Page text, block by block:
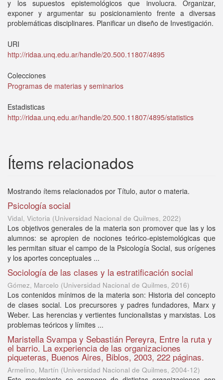
y los supuestos epistemológicos que involucra. Organizar,
exponer y argumentar su posicionamiento frente a diversas
problemáticas disciplinares. Planificar un diseño de Investigación.
URI
http://ridaa.unq.edu.ar/handle/20.500.11807/4895
Colecciones
Programas de materias y seminarios
Estadisticas
http://ridaa.unq.edu.ar/handle/20.500.11807/4895/statistics
Ítems relacionados
Mostrando ítems relacionados por Título, autor o materia.
Psicología social
Vidal, Victoria (Universidad Nacional de Quilmes, 2022)
Los objetivos generales de la materia son promover que las y los
alumnos: se apropien de nociones teórico-epistemológicas que
les permitan situar el campo de la Psicología Social, sus orígenes
y los aportes conceptuales ...
Sociología de las clases y la estratificación social
Gómez, Marcelo (Universidad Nacional de Quilmes, 2016)
Los contenidos mínimos de la materia son: Historia del concepto
de clases social. Los precursores y padres fundadores, Marx y
Weber. Las herencias y vertientes funcionalistas y marxistas. Los
problemas teóricos y límites ...
Maristella Svampa y Sebastián Pereyra, Entre la ruta y
el barrio. La experiencia de las organizaciones
piqueteras, Buenos Aires, Biblos, 2003, 222 páginas.
Armelino, Martín (Universidad Nacional de Quilmes, 2004-12)